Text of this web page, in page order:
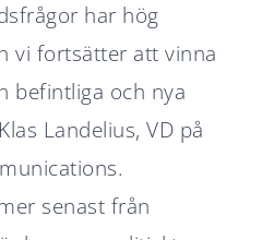
har hög
vi fortsätter att vinna
befintliga och nya
Landelius, VD på
senast från